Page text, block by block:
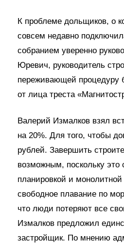
К проблеме дольщиков, о
совсем недавно
собранием уверенно
Юревич, руководитель
переживающей процедуру
от лица треста
Валерий Измалков взял
на 20%. Для того, чтобы
рублей. Завершить
возможным, поскольку
планировкой и
свободное плавание по
что люди потеряют все
Измалков предложил
застройщик. По мнению